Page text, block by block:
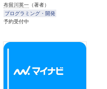
布留川英一 （著者）
プログラミング・開発
予約受付中